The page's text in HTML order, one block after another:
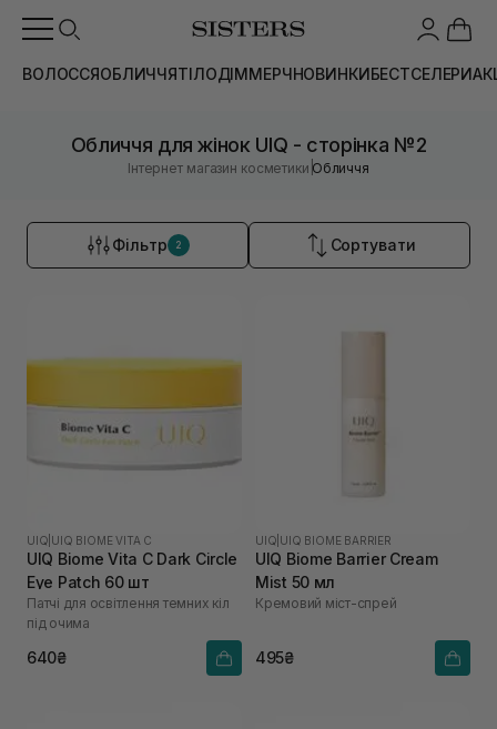
ВОЛОССЯОБЛИЧЧЯТІЛОДІММЕРЧНОВИНКИБЕСТСЕЛЕРИ
Обличчя для жінок UIQ - сторінка №2
Інтернет магазин косметики |Обличчя
Фільтр 2 Сортувати
UIQ UIQ BIOME VITA C
UIQ Biome Vita C Dark Circle
Eye Patch 60 шт
Патчі для освітлення темних кіл
під очима
640₴
UIQ UIQ BIOME BARRIER
UIQ Biome Barrier Cream
Mist 50 мл
Кремовий міст-спрей
495₴